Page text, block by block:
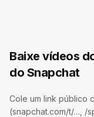
Baixe vídeos
do Snapchat
Cole um link público
(snapchat.com/t/…, /